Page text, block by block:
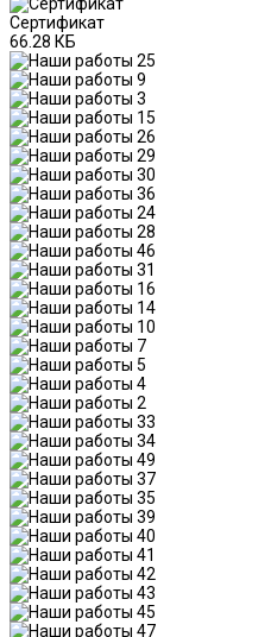
Сертификат
66.28 КБ